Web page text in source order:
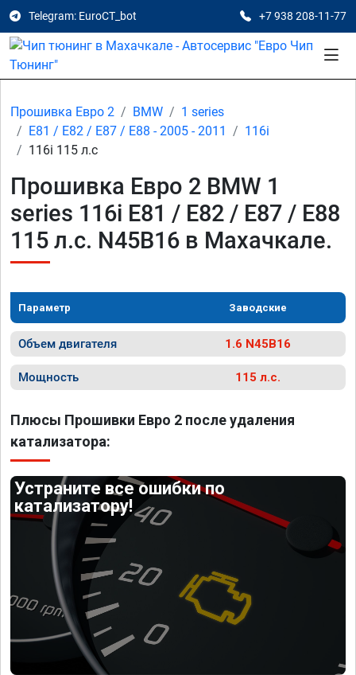
Telegram: EuroCT_bot +7 938 208-11-77
Прошивка Евро 2 BMW
1 series
E81 / E82 / E87 / E88 - 2005 - 2011
116i
116i 115 л.с
Прошивка Евро 2 BMW 1
series 116i E81 / E82 / E87 / E88
115 л.с. N45B16 в Махачкале.
Параметр Заводские
Объем двигателя 1.6 N45B16
Мощность 115 л.с.
Плюсы Прошивки Евро 2 после удаления
катализатора:
Устраните все ошибки по
катализатору!